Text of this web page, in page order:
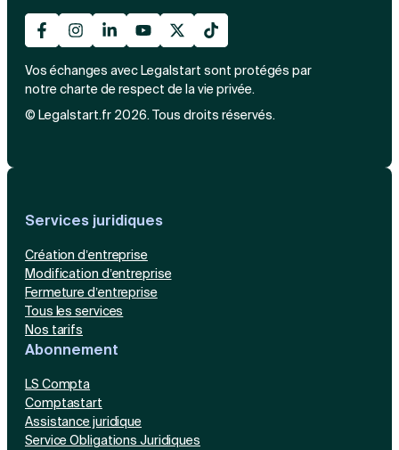
Vos échanges avec Legalstart sont protégés par
notre charte de respect de la vie privée.
© Legalstart.fr 2026. Tous droits réservés.
Services juridiques
Création d’entreprise
Modification d’entreprise
Fermeture d’entreprise
Tous les services
Nos tarifs
Abonnement
LS Compta
Comptastart
Assistance juridique
Service Obligations Juridiques